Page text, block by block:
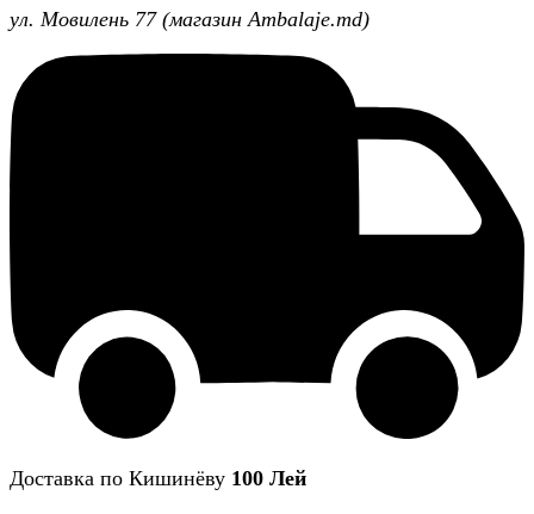
ул. Мовилень 77 (магазин Ambalaje.md)
Доставка по Кишинёву 100 Лей